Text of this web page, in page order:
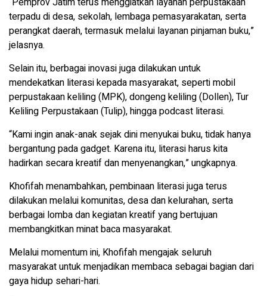
terpadu di desa, sekolah, lembaga pemasyarakatan, serta
perangkat daerah, termasuk melalui layanan pinjaman buku,”
jelasnya.
Selain itu, berbagai inovasi juga dilakukan untuk
mendekatkan literasi kepada masyarakat, seperti mobil
perpustakaan keliling (MPK), dongeng keliling (Dollen), Tur
Keliling Perpustakaan (Tulip), hingga podcast literasi.
“Kami ingin anak-anak sejak dini menyukai buku, tidak hanya
bergantung pada gadget. Karena itu, literasi harus kita
hadirkan secara kreatif dan menyenangkan,” ungkapnya.
Khofifah menambahkan, pembinaan literasi juga terus
dilakukan melalui komunitas, desa dan kelurahan, serta
berbagai lomba dan kegiatan kreatif yang bertujuan
membangkitkan minat baca masyarakat.
Melalui momentum ini, Khofifah mengajak seluruh
masyarakat untuk menjadikan membaca sebagai bagian dari
gaya hidup sehari-hari.